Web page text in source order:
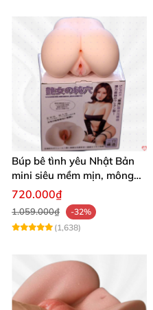
Búp bê tình yêu Nhật Bản
mini siêu mềm mịn, mông
tròn quyến rũ
720.000₫
1.059.000₫
-32%
(1,638)